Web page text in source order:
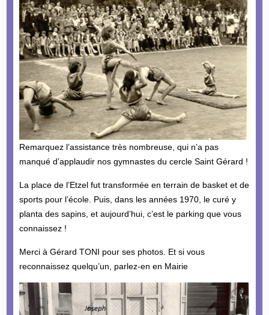
Remarquez l’assistance très nombreuse, qui n’a pas
manqué d’applaudir nos gymnastes du cercle Saint Gérard !
La place de l’Etzel fut transformée en terrain de basket et de
sports pour l’école. Puis, dans les années 1970, le curé y
planta des sapins, et aujourd’hui, c’est le parking que vous
connaissez !
Merci à Gérard TONI pour ses photos. Et si vous
reconnaissez quelqu’un, parlez-en en Mairie